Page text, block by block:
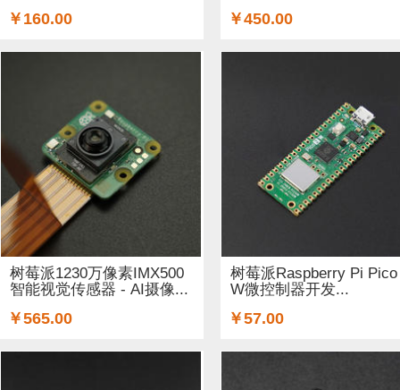
￥160.00 ￥450.00
树莓派1230万像素IMX500
智能视觉传感器 - AI摄像...
￥565.00
树莓派Raspberry Pi Pico
W微控制器开发...
￥57.00